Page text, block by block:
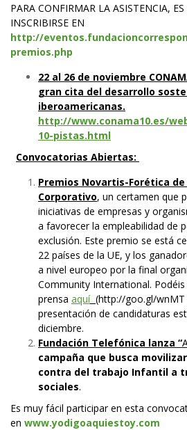
PARA CONFIRMAR LA ASISTENCIA,
INSCRIBIRSE EN
http://
premios.php
22 al 26 de noviembre
gran cita del desarrollo
iberoamericanas.
http://www.conama10.es/
10-pistas.html
Convocatorias Abiertas:
Premios Novartis-Forética
Corporativo, un certamen que
iniciativas de empresas y
a favorecer la empleabilidad de
exclusión. Este premio se está
22 países de la UE, y los
a nivel europeo por la final
Community International.
prensa aquí (http://goo.gl/wnMT
presentación de candidaturas
diciembre.
Fundación Telefónica lanza “
campaña que busca
contra del trabajo Infantil a
sociales.
Es muy fácil participar en esta
en www.yodigoaquiestoy.com